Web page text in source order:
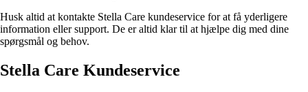
Husk altid at kontakte Stella Care kundeservice for at få yderligere
information eller support. De er altid klar til at hjælpe dig med dine
spørgsmål og behov.
Stella Care Kundeservice